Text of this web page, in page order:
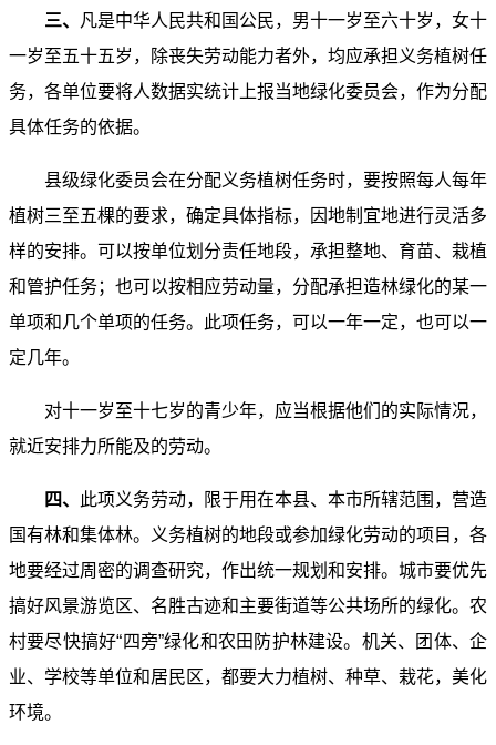
三、
凡是中华人民共和国公民，男十一岁至六十岁，女十
一岁至五十五岁，除丧失劳动能力者外，均应承担义务植树任
务，各单位要将人数据实统计上报当地绿化委员会，作为分配
具体任务的依据。
县级绿化委员会在分配义务植树任务时，要按照每人每年
植树三至五棵的要求，确定具体指标，因地制宜地进行灵活多
样的安排。可以按单位划分责任地段，承担整地、育苗、栽植
和管护任务；也可以按相应劳动量，分配承担造林绿化的某一
单项和几个单项的任务。此项任务，可以一年一定，也可以一
定几年。
对十一岁至十七岁的青少年，应当根据他们的实际情况，
就近安排力所能及的劳动。
四、
此项义务劳动，限于用在本县、本市所辖范围，营造
国有林和集体林。义务植树的地段或参加绿化劳动的项目，各
地要经过周密的调查研究，作出统一规划和安排。城市要优先
搞好风景游览区、名胜古迹和主要街道等公共场所的绿化。农
村要尽快搞好“四旁”绿化和农田防护林建设。机关、团体、企
业、学校等单位和居民区，都要大力植树、种草、栽花，美化
环境。